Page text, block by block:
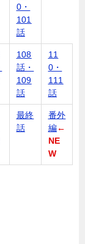
0・
101
話
108
話・
109
話
11
0・
111
話
最終
話
番外
編←
NE
W